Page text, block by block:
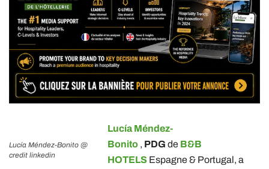
Lucía Méndez-Bonito @
credit linkedin
Lucía Méndez-
Bonito , PDG de B&B
HOTELS Espagne & Portugal, a